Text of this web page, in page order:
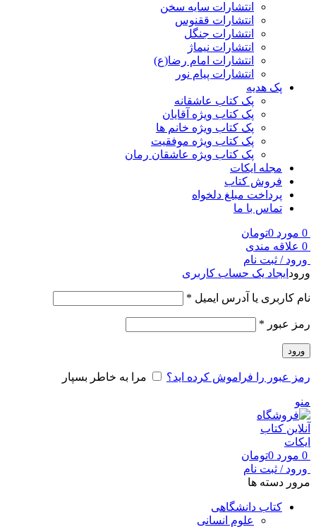
انتشارات سایه سخن
انتشارات ققنوس
انتشارات جنگل
انتشارات نیماژ
انتشارات امام رضا(ع)
انتشارات پیام نور
پک هدیه
پک کتاب عاشقانه
پک کتاب ویژه آقایان
پک کتاب ویژه خانم ها
پک کتاب ویژه موفقیت
پک کتاب ویژه عاشقان رمان
مجله ایکات
فروش کتاب
پرداخت مبلغ دلخواه
تماس با ما
0 مورد 0تومان
0 علاقه مندی
ورود / ثبت نام
ورود ایجاد یک حساب کاربری
نام کاربری یا آدرس ایمیل *
رمز عبور *
ورود
رمز عبور را فراموش کرده اید؟ مرا به خاطر بسپار
منو
0 مورد 0تومان
ورود / ثبت نام
مرور دسته ها
کتاب دانشگاهی
علوم انسانی